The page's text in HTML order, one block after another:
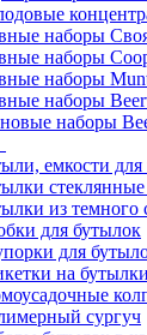
наборы
наборы
наборы
наборы
наборы
емкости для
из темного
для бутылок
для
на бутылки
сургуч